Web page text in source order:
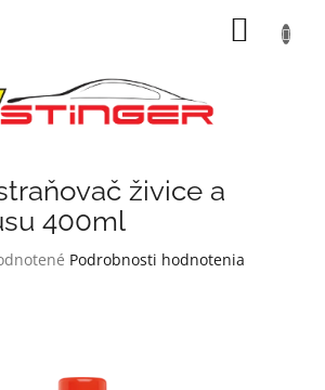
živice a
400ml
Podrobnosti hodnotenia